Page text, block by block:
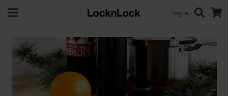
log in